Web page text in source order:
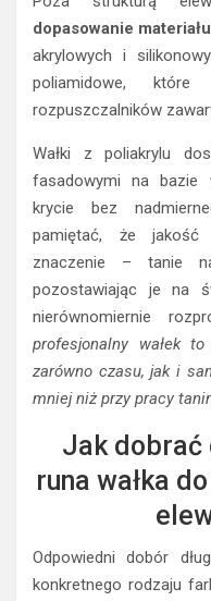
dopasowanie
akrylowych i
poliamidowe,
rozpuszczalników
Wałki z poliakrylu
fasadowymi na bazie
krycie bez
pamiętać, że jakość
znaczenie – tanie
pozostawiając je na
nierównomiernie
profesjonalny wałek
zarówno czasu, jak i
mniej niż przy pracy
Jak dobrać
runa wałka
Odpowiedni dobór
konkretnego rodzaju